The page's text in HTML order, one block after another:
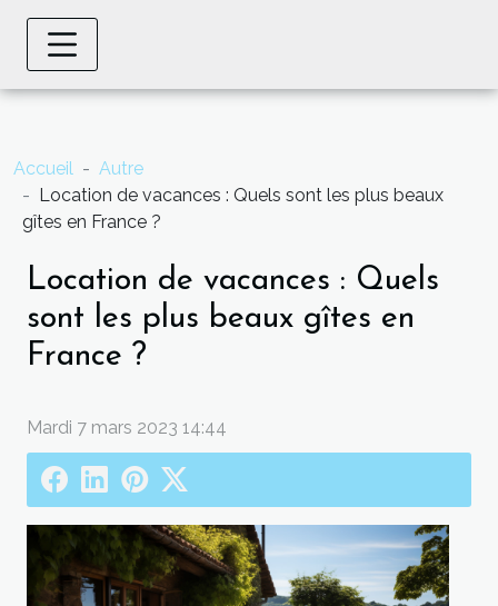
Accueil
Autre
Location de vacances : Quels sont les plus beaux
gîtes en France ?
Location de vacances : Quels
sont les plus beaux gîtes en
France ?
Mardi 7 mars 2023 14:44